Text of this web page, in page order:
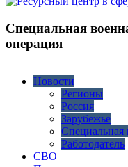
Специальная
операция
Новости
Регионы
Россия
Зарубежье
Специальная
Работодатель
СВО